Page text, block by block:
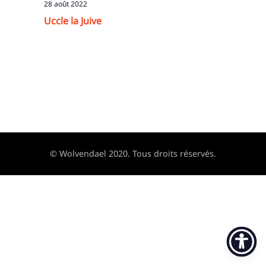
28 août 2022
Uccle la Juive
© Wolvendael 2020. Tous droits réservés.